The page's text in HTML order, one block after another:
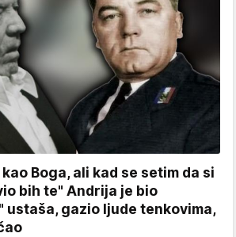
Boga, ali kad se setim da si
bih te" Andrija je bio
ustaša, gazio ljude tenkovima,